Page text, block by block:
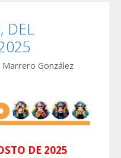
DEL
Marrero González
DE 2025